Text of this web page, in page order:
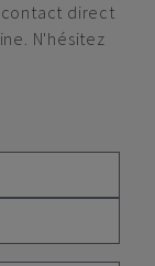
direct
N'hésitez